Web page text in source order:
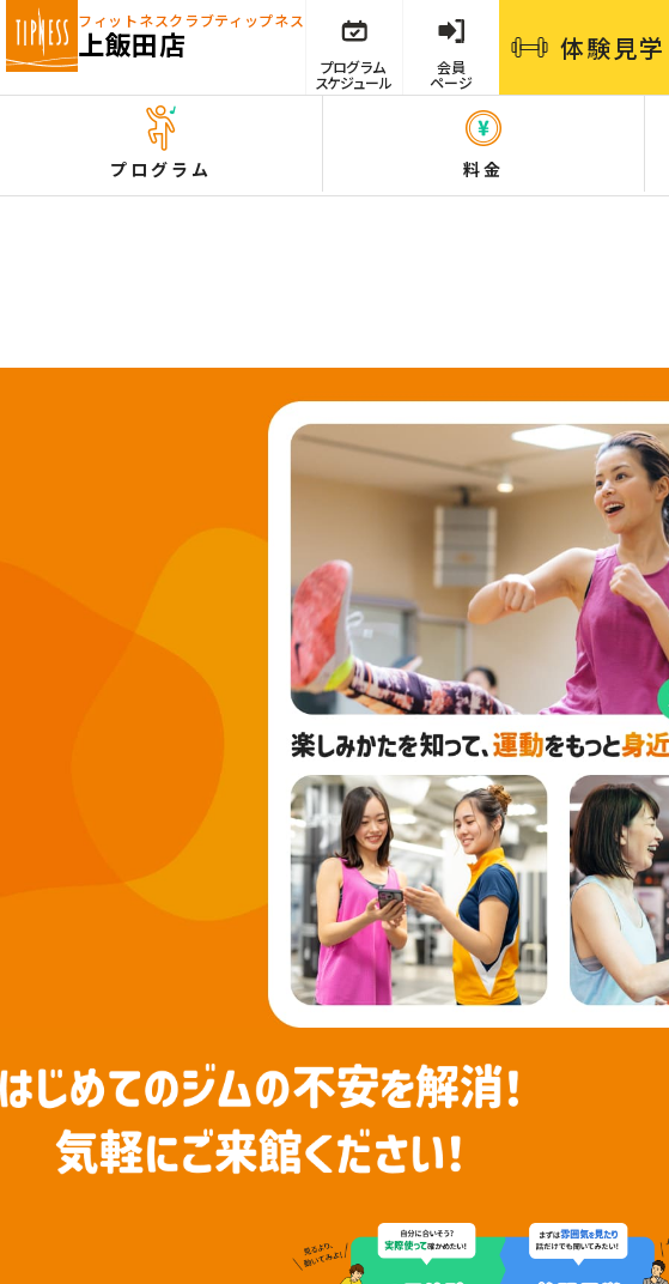
フィットネスクラブティップネス
上飯田店
プログラム
スケジュール
会員
ページ
体験 見学
プログラム 料金